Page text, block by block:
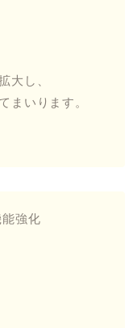
大し、
まいります。
能強化